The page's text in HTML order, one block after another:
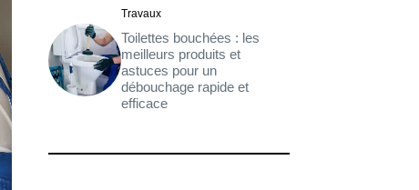
Travaux
Toilettes bouchées : les
meilleurs produits et
astuces pour un
débouchage rapide et
efficace